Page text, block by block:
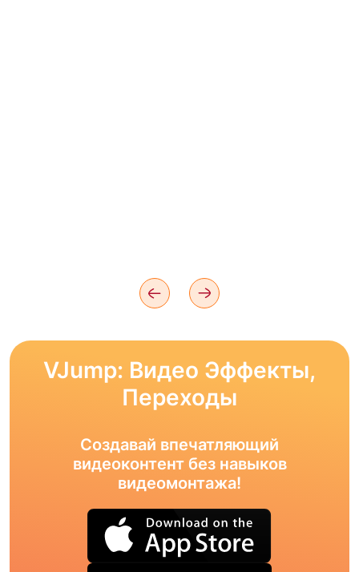
VJump: Видео Эффекты,
Переходы
Создавай впечатляющий
видеоконтент без навыков
видеомонтажа!